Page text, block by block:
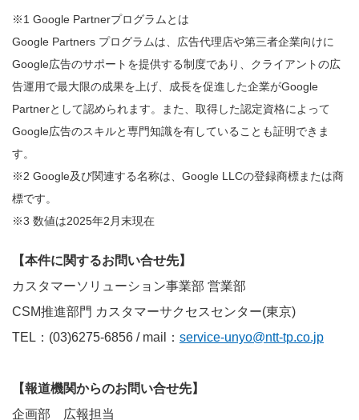
※1 Google Partnerプログラムとは
Google Partners プログラムは、広告代理店や第三者企業向けに
Google広告のサポートを提供する制度であり、クライアントの広
告運用で最大限の成果を上げ、成長を促進した企業がGoogle
Partnerとして認められます。また、取得した認定資格によって
Google広告のスキルと専門知識を有していることも証明できま
す。
※2 Google及び関連する名称は、Google LLCの登録商標または商
標です。
※3 数値は2025年2月末現在
【本件に関するお問い合せ先】
カスタマーソリューション事業部 営業部
CSM推進部門 カスタマーサクセスセンター(東京)
TEL：(03)6275-6856 / mail： service-unyo@ntt-tp.co.jp
【報道機関からのお問い合せ先】
企画部 広報担当